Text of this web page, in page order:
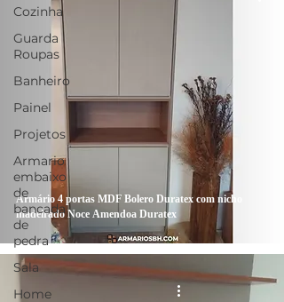
Cozinha
Guarda
Roupas
Banheiro
Painel
Projetos
Armario
embaixo
de
bancada
de
pedra
Sala
Home
Armário 4 portas MDF Bolero Duratex com nicho
madeirado Noce Amendoa Duratex